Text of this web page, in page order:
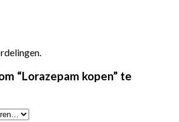
“Lorazepam kopen” te